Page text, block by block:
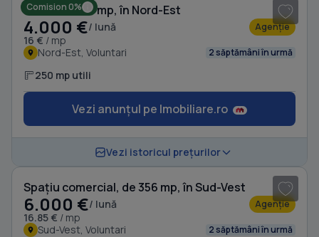
Comision 0%
Birou, de 250 mp, în Nord-Est
4.000 €/ lună
16 € / mp
Agenție
Nord-Est, Voluntari 2 săptămâni în urmă
250 mp utili
Vezi anunțul pe Imobiliare.ro
Vezi istoricul prețurilor
Spațiu comercial, de 356 mp, în Sud-Vest
6.000 €/ lună
16.85 € / mp
Agenție
Sud-Vest, Voluntari 2 săptămâni în urmă